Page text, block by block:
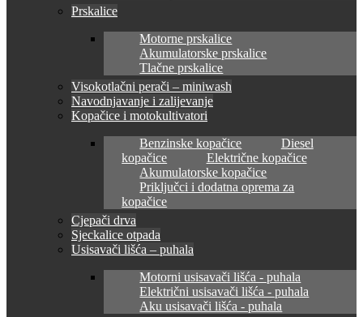
Prskalice
Motorne prskalice
Akumulatorske prskalice
Tlačne prskalice
Visokotlačni perači – miniwash
Navodnjavanje i zalijevanje
Kopačice i motokultivatori
Benzinske kopačice
Diesel
kopačice
Električne kopačice
Akumulatorske kopačice
Priključci i dodatna oprema za
kopačice
Cjepači drva
Sjeckalice otpada
Usisavači lišća – puhala
Motorni usisavači lišća - puhala
Električni usisavači lišća - puhala
Aku usisavači lišća - puhala